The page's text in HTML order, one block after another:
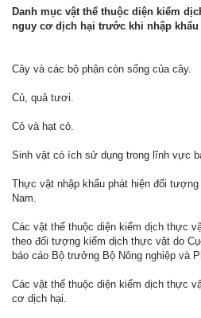
Danh mục vật thể thuộc diện kiểm
nguy cơ dịch hại trước khi nhập khẩu
Cây và các bộ phận còn sống của cây.
Củ, quả tươi.
Cỏ và hạt cỏ.
Sinh vật có ích sử dụng trong lĩnh vực
Thực vật nhập khẩu phát hiện đối
Nam.
Các vật thể thuộc diện kiểm dịch thực
theo đối tượng kiểm dịch thực vật do
báo cáo Bộ trưởng Bộ Nông nghiệp và
Các vật thể thuộc diện kiểm dịch thực
cơ dịch hại.